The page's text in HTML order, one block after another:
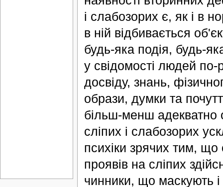
і слабозорих є, як і в
в ній відбивається
будь-яка подія, будь-
у свідомості людей по-
досвіду, знань,
образи, думки та
більш-менш адекватно
сліпих і слабозорих
психіки зрячих тим, що
проявів на сліпих
чинники, що маскують